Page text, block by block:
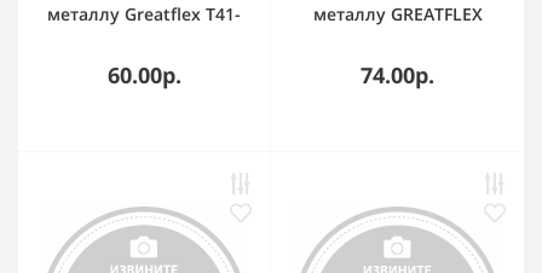
металлу Greatflex T41-
класс Master
60.00р.
металлу GREATFLEX
класс Master
74.00р.